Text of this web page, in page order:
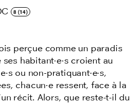
8 (14)
perçue comme un paradis
habitant·e·s croient au
ou non-pratiquant·e·s,
chacun·e ressent, face à la
récit. Alors, que reste-t-il du